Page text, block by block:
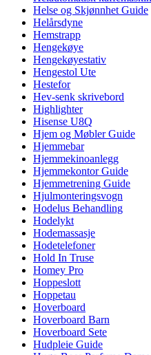
Helse og Skjønnhet Guide
Helårsdyne
Hemstrapp
Hengekøye
Hengekøyestativ
Hengestol Ute
Hestefor
Hev-senk skrivebord
Highlighter
Hisense U8Q
Hjem og Møbler Guide
Hjemmebar
Hjemmekinoanlegg
Hjemmekontor Guide
Hjemmetrening Guide
Hjulmonteringsvogn
Hodelus Behandling
Hodelykt
Hodemassasje
Hodetelefoner
Hold In Truse
Homey Pro
Hoppeslott
Hoppetau
Hoverboard
Hoverboard Barn
Hoverboard Sete
Hudpleie Guide